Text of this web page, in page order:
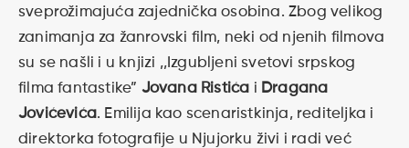
sveprožimajuća zajednička osobina. Zbog velikog
zanimanja za žanrovski film, neki od njenih filmova
su se našli i u knjizi ,,Izgubljeni svetovi srpskog
filma fantastike” Jovana Ristića i Dragana
Jovićevića. Emilija kao scenaristkinja, rediteljka i
direktorka fotografije u Njujorku živi i radi već